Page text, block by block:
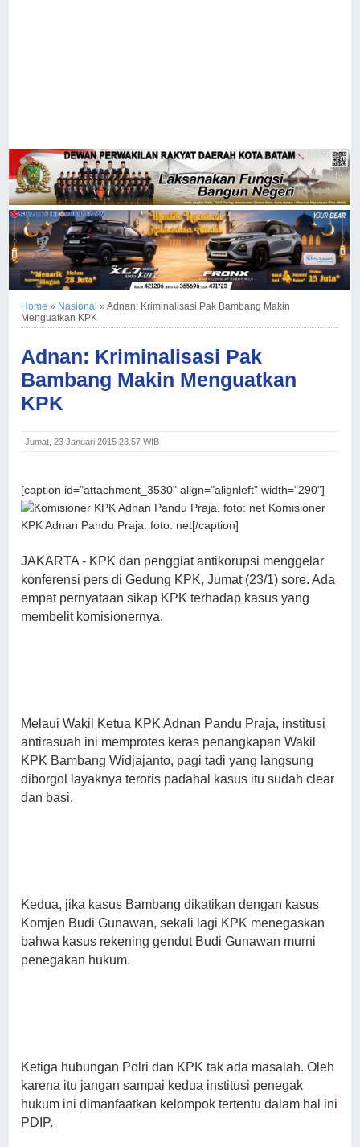
Home » Nasional »Adnan: Kriminalisasi Pak Bambang Makin
Menguatkan KPK
Adnan: Kriminalisasi Pak
Bambang Makin Menguatkan
KPK
Jumat, 23 Januari 2015 23.57 WIB
[caption id="attachment_3530" align="alignleft" width="290"]
Komisioner
KPK Adnan Pandu Praja. foto: net[/caption]
JAKARTA - KPK dan penggiat antikorupsi menggelar
konferensi pers di Gedung KPK, Jumat (23/1) sore. Ada
empat pernyataan sikap KPK terhadap kasus yang
membelit komisionernya.
Melaui Wakil Ketua KPK Adnan Pandu Praja, institusi
antirasuah ini memprotes keras penangkapan Wakil
KPK Bambang Widjajanto, pagi tadi yang langsung
diborgol layaknya teroris padahal kasus itu sudah clear
dan basi.
Kedua, jika kasus Bambang dikatikan dengan kasus
Komjen Budi Gunawan, sekali lagi KPK menegaskan
bahwa kasus rekening gendut Budi Gunawan murni
penegakan hukum.
Ketiga hubungan Polri dan KPK tak ada masalah. Oleh
karena itu jangan sampai kedua institusi penegak
hukum ini dimanfaatkan kelompok tertentu dalam hal ini
PDIP.